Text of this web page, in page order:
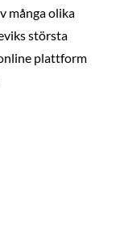
många olika
största
plattform